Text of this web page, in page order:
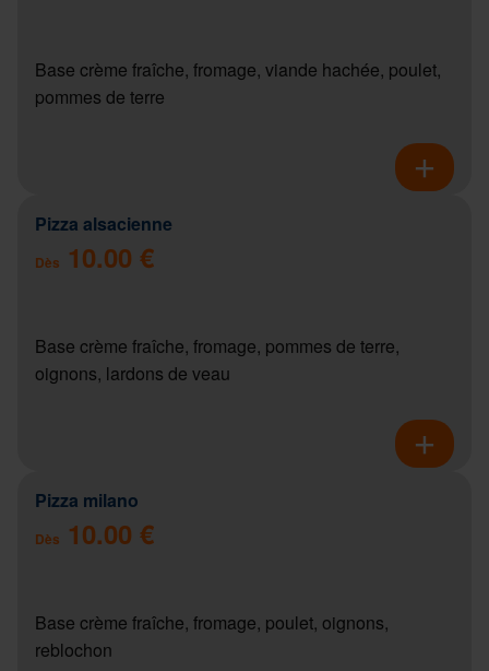
Base crème fraîche, fromage, viande hachée, poulet,
pommes de terre
Pizza alsacienne
Dès 10.00 €
Base crème fraîche, fromage, pommes de terre,
oignons, lardons de veau
Pizza milano
Dès 10.00 €
Base crème fraîche, fromage, poulet, oignons,
reblochon